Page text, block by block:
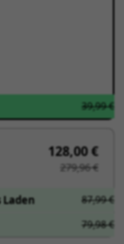
39,99 €
128,00 €
279,96 €
Laden 87,99 €
79,98 €